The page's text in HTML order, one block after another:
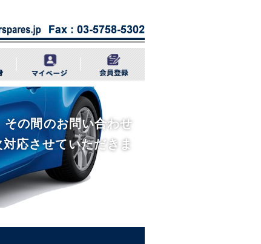
の間のお問い合わせ
応させていただきま